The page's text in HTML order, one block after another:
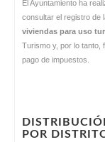
El Ayuntamiento ha
consultar el registro de
viviendas para uso
Turismo y, por lo tanto,
pago de impuestos.
POR